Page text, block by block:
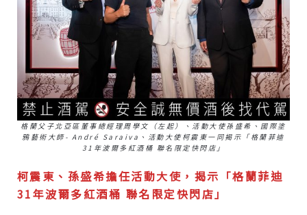
格蘭父子北亞區董事總經理周學文（左起）、活動大使孫盛希、國際塗
鴉藝術大師- André Saraiva、活動大使柯震東一同揭示「格蘭菲迪
31年波爾多紅酒桶 聯名限定快閃店」
柯震東、孫盛希擔任活動大使，揭示「格蘭菲迪
31年波爾多紅酒桶 聯名限定快閃店」